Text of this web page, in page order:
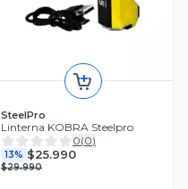
SteelPro
Linterna KOBRA Steelpro
0(0)
13% $25.990
$29.990